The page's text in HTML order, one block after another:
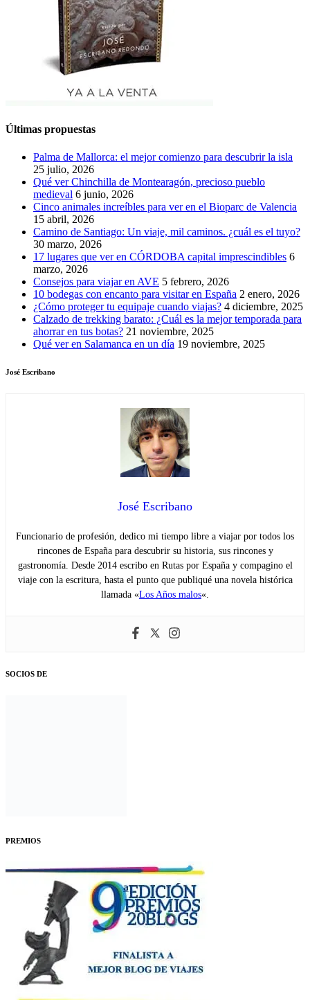
Últimas propuestas
Palma de Mallorca: el mejor comienzo para descubrir la isla
25 julio, 2026
Qué ver Chinchilla de Montearagón, precioso pueblo
medieval 6 junio, 2026
Cinco animales increíbles para ver en el Bioparc de Valencia
15 abril, 2026
Camino de Santiago: Un viaje, mil caminos. ¿cuál es el tuyo?
30 marzo, 2026
17 lugares que ver en CÓRDOBA capital imprescindibles 6
marzo, 2026
Consejos para viajar en AVE 5 febrero, 2026
10 bodegas con encanto para visitar en España 2 enero, 2026
¿Cómo proteger tu equipaje cuando viajas? 4 diciembre, 2025
Calzado de trekking barato: ¿Cuál es la mejor temporada para
ahorrar en tus botas? 21 noviembre, 2025
Qué ver en Salamanca en un día 19 noviembre, 2025
José Escribano
José Escribano
Funcionario de profesión, dedico mi tiempo libre a viajar por todos los
rincones de España para descubrir su historia, sus rincones y
gastronomía. Desde 2014 escribo en Rutas por España y compagino el
viaje con la escritura, hasta el punto que publiqué una novela histórica
llamada «Los Años malos«.
SOCIOS DE
PREMIOS